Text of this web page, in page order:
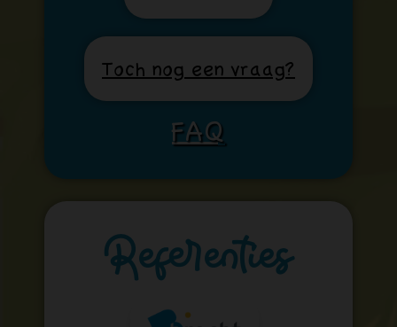
Toch nog een vraag?
FAQ
Referenties